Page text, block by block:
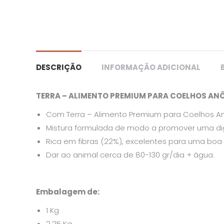
DESCRIÇÃO INFORMAÇÃO ADICIONAL
TERRA – ALIMENTO PREMIUM PARA COELHOS
Com Terra – Alimento Premium para Coelhos
Mistura formulada de modo a promover uma
Rica em fibras (22%), excelentes para uma
Dar ao animal cerca de 80-130 gr/dia + água.
Embalagem de:
1 Kg